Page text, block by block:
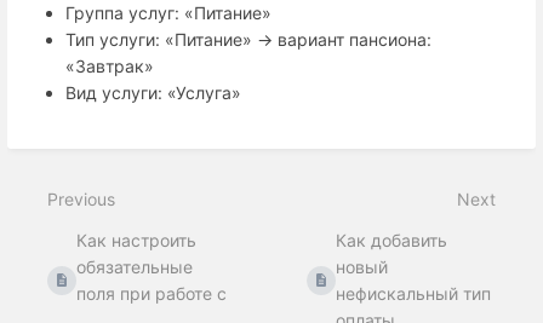
Группа услуг: «Питание»
Тип услуги: «Питание» → вариант пансиона:
«Завтрак»
Вид услуги: «Услуга»
Previous
Как настроить
обязательные
поля при работе с
Next
Как добавить
новый
нефискальный тип